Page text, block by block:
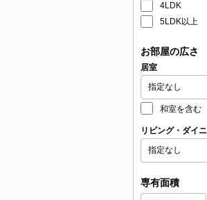
4LDK
5LDK以上
お部屋の広さ
居室
和室を含む
リビング・ダイ
専有面積